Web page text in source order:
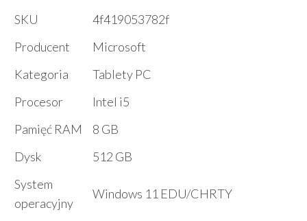
SKU
4f419053782f
Producent
Microsoft
Kategoria
Tablety PC
Procesor
Intel i5
Pamięć RAM
8 GB
Dysk
512 GB
System
operacyjny
Windows 11 EDU/CHRTY